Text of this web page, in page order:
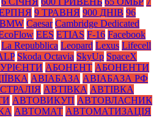
9 ТРАВНЯ 900 ДНІВ 96
BMW Caesar Cambridge Dedicated
EES ETIAS F-16 Facebook
La Repubblica Leopard Lexus Lifecell
Skoda Octavia SkyUp SpaceX
АБОНЕНТ АБОНЕНТИ
АВІАБАЗА АВІАБАЗА РФ
АВТІВКА АВТІВКА
АВТОВИКУП АВТОВЛАСНИК
АВТОМАТ АВТОМАТИЗАЦІЯ